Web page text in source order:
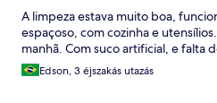
A limpeza estava muito boa,
espaçoso, com cozinha e
manhã. Com suco artificial, e falta
Edson, 3 éjszakás utazás